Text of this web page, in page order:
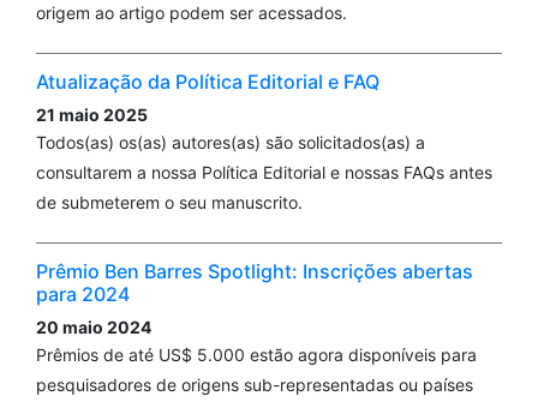
origem ao artigo podem ser acessados.
Atualização da Política Editorial e FAQ
21 maio 2025
Todos(as) os(as) autores(as) são solicitados(as) a
consultarem a nossa Política Editorial e nossas FAQs antes
de submeterem o seu manuscrito.
Prêmio Ben Barres Spotlight: Inscrições abertas
para 2024
20 maio 2024
Prêmios de até US$ 5.000 estão agora disponíveis para
pesquisadores de origens sub-representadas ou países